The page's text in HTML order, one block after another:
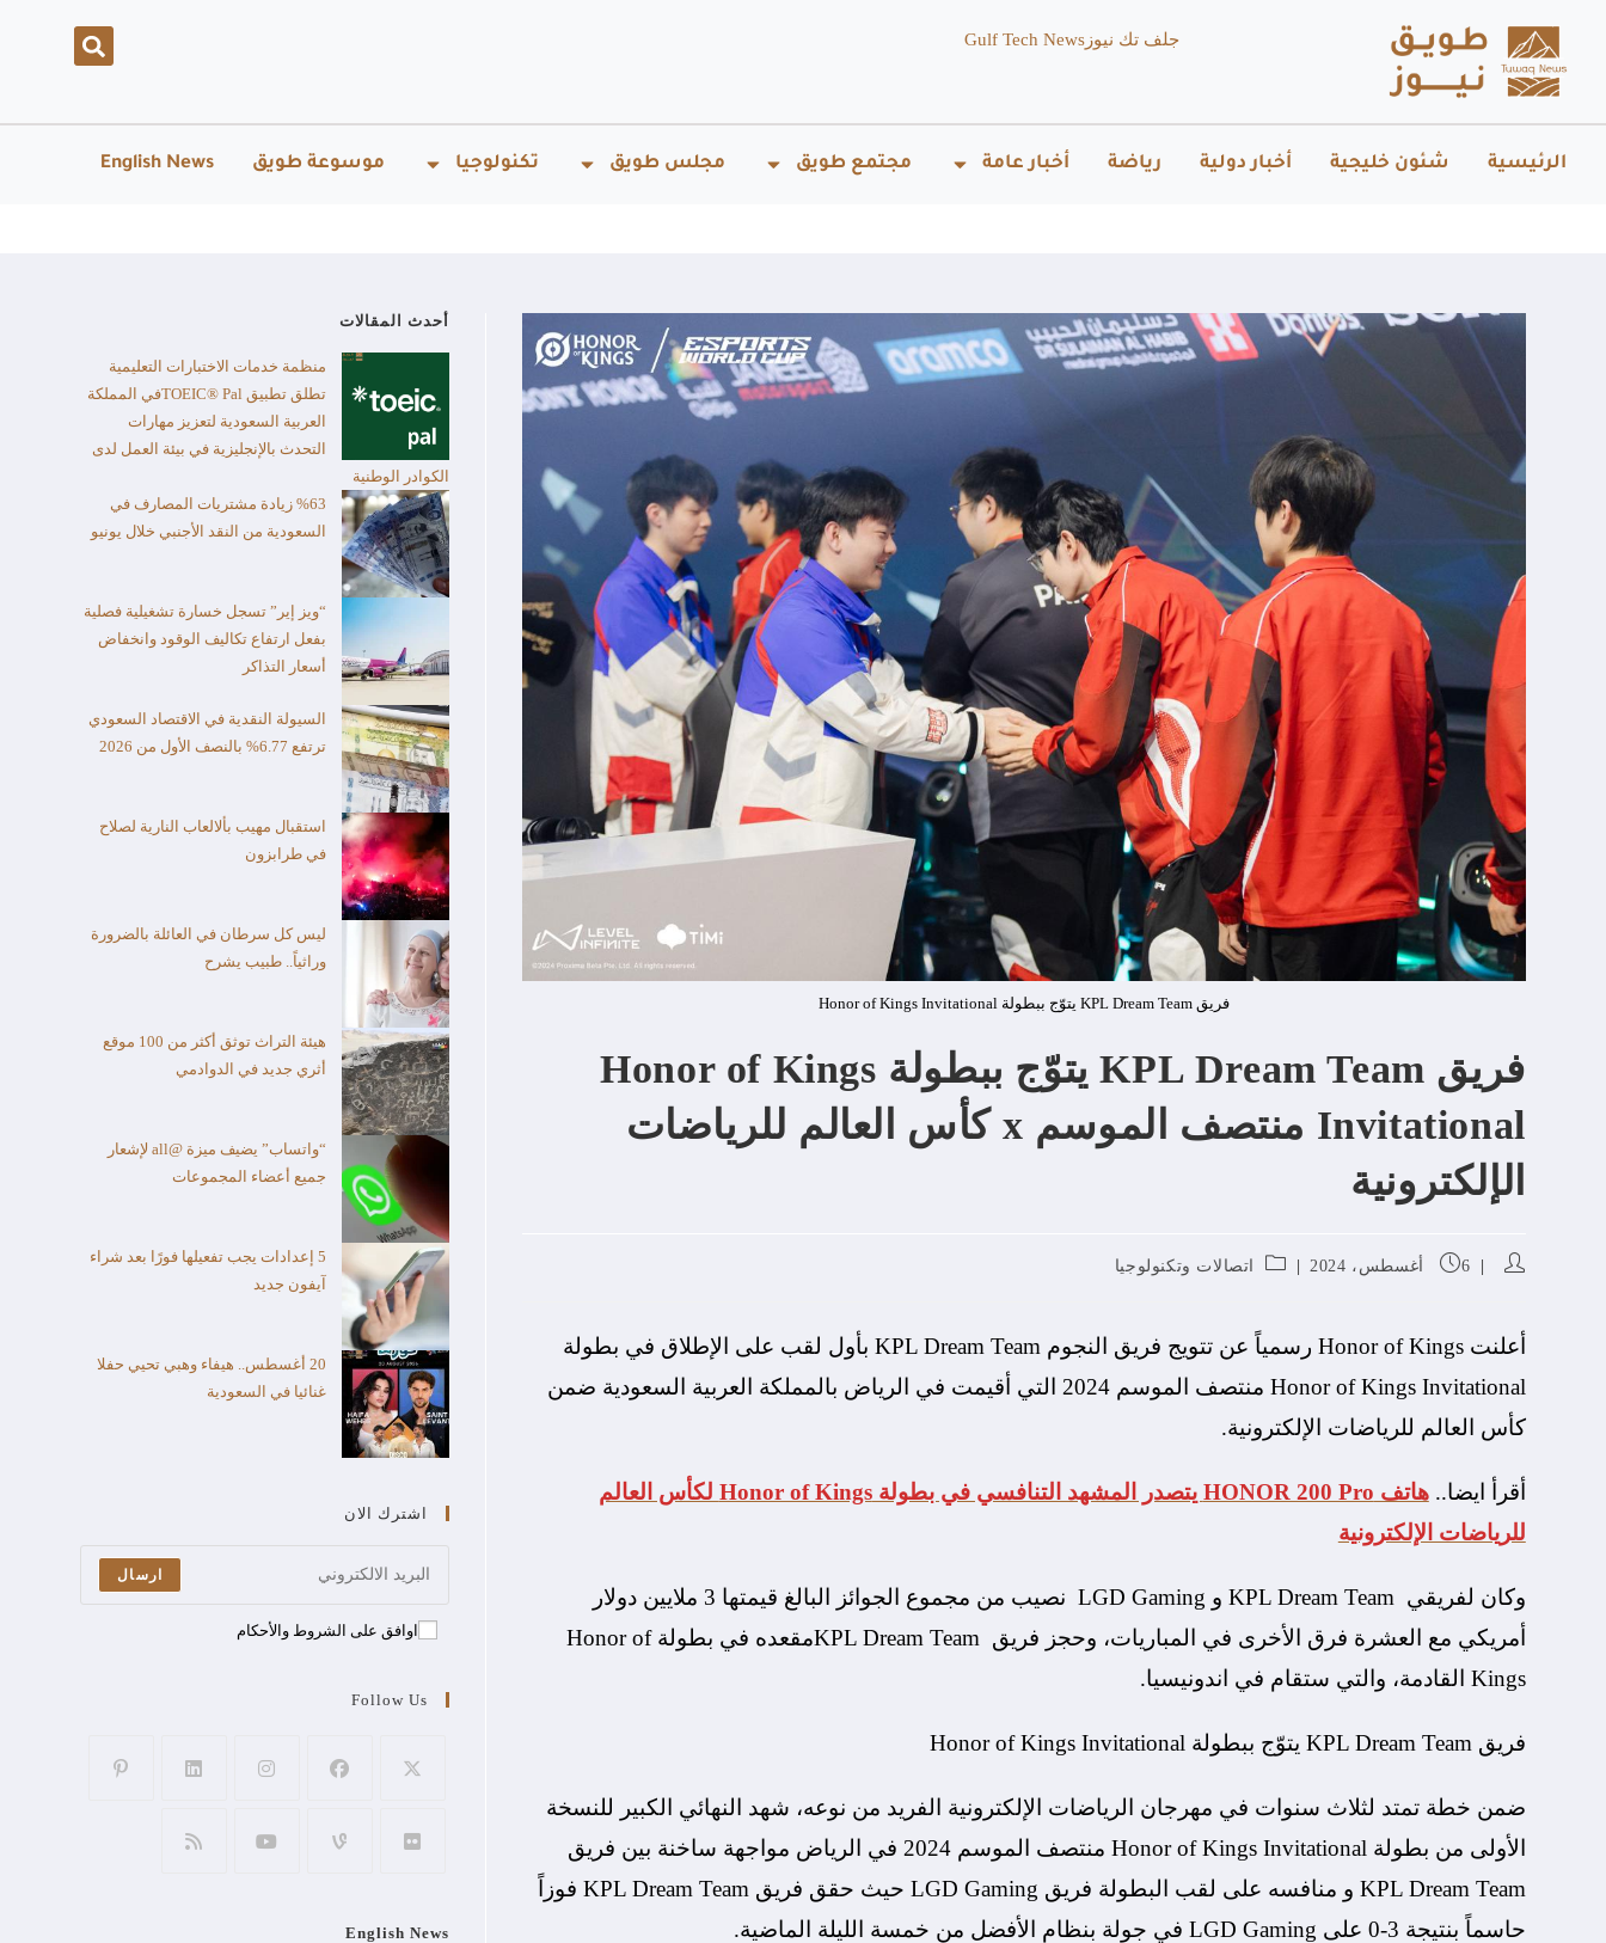
جلف تك نيوز Gulf Tech News
الرئيسية شئون خليجية أخبار دولية رياضة أخبار عامة مجتمع طويق مجلس طويق تكنولوجيا موسوعة طويق English News
فريق KPL Dream Team يتوّج ببطولة Honor of Kings Invitational
فريق KPL Dream Team يتوّج ببطولة Honor of Kings
Invitational منتصف الموسم x كأس العالم للرياضات
الإلكترونية
6 أغسطس، 2024 اتصالات وتكنولوجيا
أعلنت Honor of Kings رسمياً عن تتويج فريق النجوم
KPL Dream Team بأول لقب على الإطلاق في بطولة
Honor of Kings Invitational منتصف الموسم 2024 التي أقيمت في الرياض بالمملكة العربية السعودية ضمن
كأس العالم للرياضات الإلكترونية.
أقرأ ايضا..
هاتف HONOR 200 Pro يتصدر المشهد التنافسي في بطولة Honor of Kings لكأس العالم
للرياضات الإلكترونية
وكان لفريقي KPL Dream Team و LGD Gaming نصيب من مجموع الجوائز البالغ قيمتها 3 ملايين دولار
أمريكي مع العشرة فرق الأخرى في المباريات، وحجز فريق KPL Dream Teamمقعده في بطولة Honor of
Kings القادمة، والتي ستقام في اندونيسيا.
فريق KPL Dream Team يتوّج ببطولة Honor of Kings Invitational
ضمن خطة تمتد لثلاث سنوات في مهرجان الرياضات الإلكترونية الفريد من نوعه، شهد النهائي الكبير للنسخة
الأولى من بطولة Honor of Kings Invitational منتصف الموسم 2024 في الرياض مواجهة ساخنة بين فريق
KPL Dream Team و منافسه على لقب البطولة فريق LGD Gaming حيث حقق فريق KPL Dream Team فوزاً
حاسماً بنتيجة 3-0 على LGD Gaming في جولة بنظام الأفضل من خمسة الليلة الماضية.
أحدث المقالات
منظمة خدمات الاختبارات التعليمية
تطلق تطبيق TOEIC® Palفي المملكة
العربية السعودية لتعزيز مهارات
التحدث بالإنجليزية في بيئة العمل لدى
الكوادر الوطنية
%63 زيادة مشتريات المصارف في
السعودية من النقد الأجنبي خلال يونيو
“ويز إير” تسجل خسارة تشغيلية فصلية
بفعل ارتفاع تكاليف الوقود وانخفاض
أسعار التذاكر
السيولة النقدية في الاقتصاد السعودي
ترتفع 6.77% بالنصف الأول من 2026
استقبال مهيب بألالعاب النارية لصلاح
في طرابزون
ليس كل سرطان في العائلة بالضرورة
وراثياً.. طبيب يشرح
هيئة التراث توثق أكثر من 100 موقع
أثري جديد في الدوادمي
“واتساب” يضيف ميزة @all لإشعار
جميع أعضاء المجموعات
5 إعدادات يجب تفعيلها فورًا بعد شراء
آيفون جديد
20 أغسطس.. هيفاء وهبي تحيي حفلا
غنائيا في السعودية
اشترك الان
ارسال
اوافق على الشروط والأحكام
Follow Us
English News